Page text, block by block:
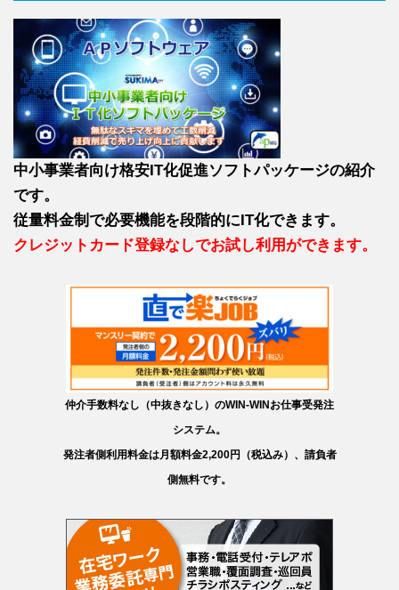
中小事業者向け格安IT化促進ソフトパッケージの紹介
です。
従量料金制で必要機能を段階的にIT化できます。
クレジットカード登録なしでお試し利用ができます。
仲介手数料なし（中抜きなし）のWIN-WINお仕事受発注
システム。
発注者側利用料金は月額料金2,200円（税込み）、請負者
側無料です。